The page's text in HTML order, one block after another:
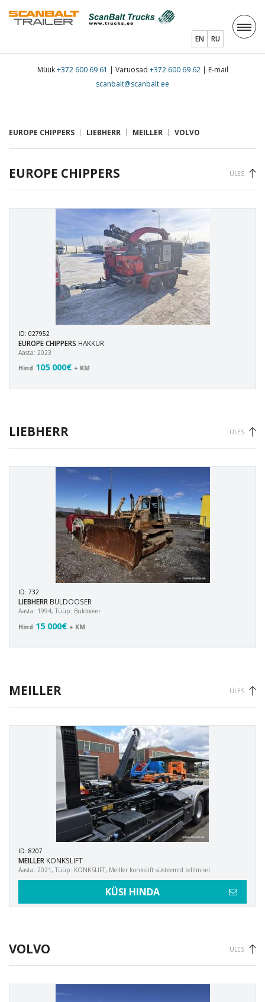
EN RU
Müük+372 600 69 61 | Varuosad +372 600 69 62| E-mail
scanbalt@scanbalt.ee
EUROPE CHIPPERS LIEBHERR MEILLER VOLVO
EUROPE CHIPPERS ÜLES
ID: 027952
EUROPE CHIPPERS HAKKUR
Aasta: 2023
Hind 105 000€ + KM
LIEBHERR ÜLES
ID: 732
LIEBHERR BULDOOSER
Aasta: 1994, Tüüp: Buldooser
Hind 15 000€ + KM
MEILLER ÜLES
ID: 8207
MEILLER KONKSLIFT
Aasta: 2021, Tüüp: KONKSLIFT, Meiller konkslift süsteemid tellimisel
KÜSI HINDA
VOLVO ÜLES